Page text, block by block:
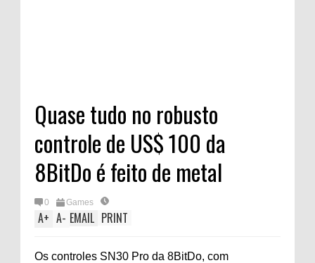
Quase tudo no robusto
controle de US$ 100 da
8BitDo é feito de metal
0 Games
A+ A- EMAIL PRINT
Os controles SN30 Pro da 8BitDo, com